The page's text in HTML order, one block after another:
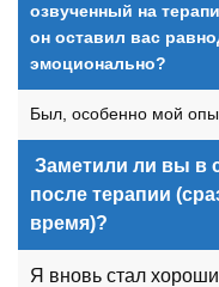
озвученный на
он оставил вас
эмоционально?
Был, особенно мой
Заметили ли вы в
после терапии
время)?
Я вновь стал